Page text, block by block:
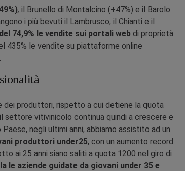
, il Brunello di Montalcino (+47%) e il Barolo
i più bevuti il Lambrusco, il Chianti e il
74,9% le vendite sui portali web di proprietà
435% le vendite su piattaforme online
dei produttori, rispetto a cui detiene la quota
vitivinicolo continua quindi a crescere e
negli ultimi anni, abbiamo assistito ad un
produttori under25, con un aumento record
ai 25 anni siano saliti a quota 1200 nel giro di
le aziende guidate da giovani under 35 e